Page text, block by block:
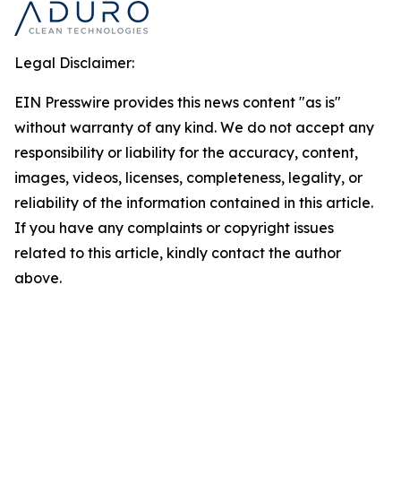
Legal Disclaimer:
EIN Presswire provides this news content "as is"
without warranty of any kind. We do not accept any
responsibility or liability for the accuracy, content,
images, videos, licenses, completeness, legality, or
reliability of the information contained in this article.
If you have any complaints or copyright issues
related to this article, kindly contact the author
above.